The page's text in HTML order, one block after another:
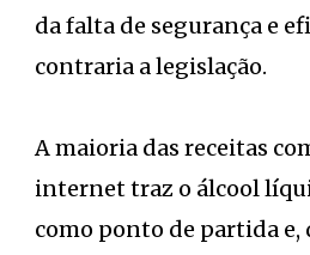
da falta de segurança e
contraria a legislação.
A maioria das receitas
internet traz o álcool
como ponto de partida